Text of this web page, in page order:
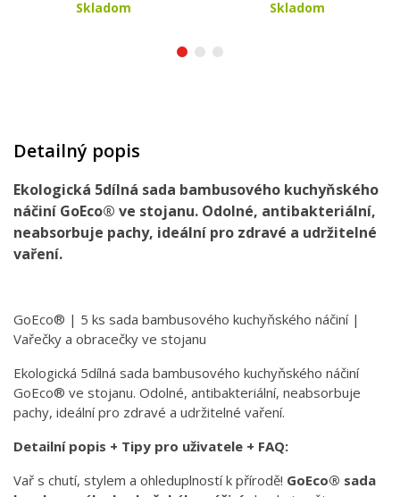
Skladom
Skladom
Detailný popis
Ekologická 5dílná sada bambusového kuchyňského
náčiní GoEco® ve stojanu. Odolné, antibakteriální,
neabsorbuje pachy, ideální pro zdravé a udržitelné
vaření.
GoEco® | 5 ks sada bambusového kuchyňského náčiní |
Vařečky a obracečky ve stojanu
Ekologická 5dílná sada bambusového kuchyňského náčiní
GoEco® ve stojanu. Odolné, antibakteriální, neabsorbuje
pachy, ideální pro zdravé a udržitelné vaření.
Detailní popis + Tipy pro uživatele + FAQ:
Vař s chutí, stylem a ohleduplností k přírodě! GoEco® sada